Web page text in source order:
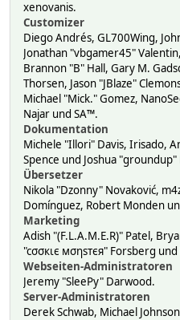
xenovanis.
Customizer
Diego Andrés, GL700Wing,
Jonathan "vbgamer45"
Brannon "B" Hall, Gary M.
Thorsen, Jason "JBlaze"
Michael "Mick." Gomez,
Najar und SA™.
Dokumentation
Michele "Illori" Davis, Irisado,
Spence und Joshua
Übersetzer
Nikola "Dzonny" Novaković,
Domínguez, Robert Monden
Marketing
Adish "(F.L.A.M.E.R)" Patel,
"cσσкιє мσηѕтєя" Forsberg
Webseiten-Administratoren
Jeremy "SleePy" Darwood.
Server-Administratoren
Derek Schwab, Michael